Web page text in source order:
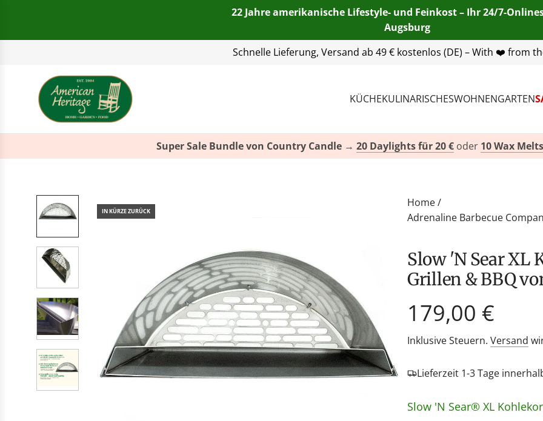
22 Jahre amerikanische Lifestyle- und Feinkost – Ihr 24/7-
Augsburg
Schnelle Lieferung, Versand ab 49 € kostenlos (DE) – With ❤️ from
+49(0)821 455 254 00 info@american-heritage.de
KÜCHEKULINARISCHESWOHNENGARTEN
Super Sale Bundle von Country Candle → 20 Daylights für 20 € oder 10 Wax
IN KÜRZE ZURÜCK
Home/
Adrenaline Barbecue
Slow 'N Sear XL Kohlekorb zum indirekten
Grillen & BBQ
Regulärer
Preis
179,00 €
Inklusive Steuern. Versand
Lieferzeit 1-3 Tage
Slow 'N Sear® XL